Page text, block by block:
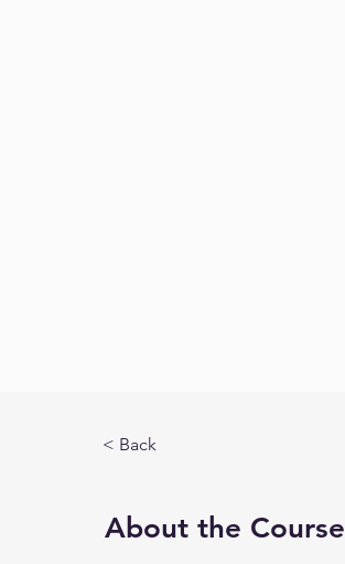
< Back
About the Course